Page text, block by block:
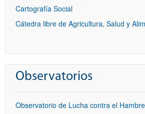
Cartografía Social
Cátedra libre de Agricultura, Salud y
Observatorios
Observatorio de Lucha contra el Hambre